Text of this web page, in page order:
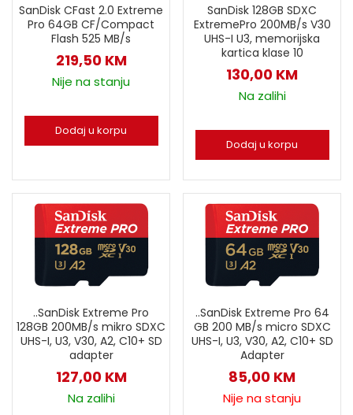
SanDisk CFast 2.0 Extreme
Pro 64GB CF/Compact
Flash 525 MB/s
219,50 KM
Nije na stanju
Dodaj u korpu
SanDisk 128GB SDXC
ExtremePro 200MB/s V30
UHS-I U3, memorijska
kartica klase 10
130,00 KM
Na zalihi
Dodaj u korpu
..SanDisk Extreme Pro
128GB 200MB/s mikro SDXC
UHS-I, U3, V30, A2, C10+ SD
adapter
127,00 KM
Na zalihi
..SanDisk Extreme Pro 64
GB 200 MB/s micro SDXC
UHS-I, U3, V30, A2, C10+ SD
Adapter
85,00 KM
Nije na stanju